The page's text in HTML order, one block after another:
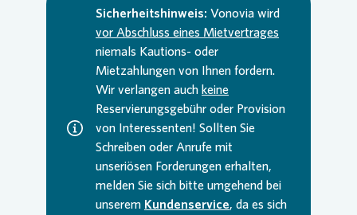
Sicherheitshinweis: Vonovia wird
vor Abschluss eines Mietvertrages
niemals Kautions- oder
Mietzahlungen von Ihnen fordern.
Wir verlangen auch keine
Reservierungsgebühr oder Provision
von Interessenten! Sollten Sie
Schreiben oder Anrufe mit
unseriösen Forderungen erhalten,
melden Sie sich bitte umgehend bei
unserem Kundenservice, da es sich